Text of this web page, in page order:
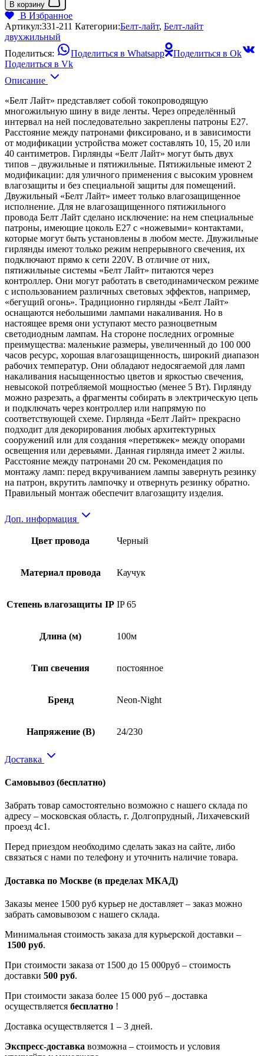
В корзину
В Избранное
Артикул:331-211 Категории:Белт-лайт, Белт-лайт
двухжильный
Поделиться:
Поделиться в Whatsapp
Поделиться в Ok
Поделиться в Vk
Описание
«Белт Лайт» представляет собой токопроводящую
многожильную шину в виде ленты. Через определённый
интервал на ней последовательно закреплены патроны Е27.
Расстояние между патронами фиксировано, и в зависимости
от модификации устройства может составлять 10, 15, 20 или
40 сантиметров. Гирлянды «Белт Лайт» могут быть двух
типов – двужильные и пятижильные. Пятижильные имеют 2
модификации: для уличного применения с высоким уровнем
влагозащиты и без специальной защиты для помещений.
Двужильный «Белт Лайт» имеет только влагозащищенное
исполнение. Для не влагозащищенного пятижильного
провода Белт Лайт сделано исключение: на нем специальные
патроны, имеющие цоколь E27 с «ножевыми» контактами,
которые могут быть установлены в любом месте. Двужильные
гирлянды имеют только режим непрерывного свечения, их
подключают прямо к сети 220V. В отличие от них,
пятижильные системы «Белт Лайт» питаются через
контроллер. Они могут работать в светодинамическом режиме
с использованием различных световых эффектов, например,
«бегущий огонь». Традиционно гирлянды «Белт Лайт»
оснащаются небольшими лампами накаливания. Но в
настоящее время они уступают место разноцветным
светодиодным лампам. На стороне последних огромные
преимущества: маленькие размеры, увеличенный до 100 000
часов ресурс, хорошая влагозащищенность, широкий диапазон
рабочих температур. Они обладают недосягаемой для ламп
накаливания насыщенностью цветов и яркостью свечения,
невысокой потребляемой мощностью (менее 5 Вт). Гирлянду
можно разрезать, а фрагменты собирать в электрическую цепь
и подключать через контроллер или напрямую по
соответствующей схеме. Гирлянда «Белт Лайт» прекрасно
подходит для декорирования любых архитектурных
сооружений или для создания «перетяжек» между опорами
освещения или деревьями. Данная гирлянда имеет 2 жилы.
Расстояние между патронами 20 см. Рекомендация по
монтажу ламп: перед вкручиванием лампы завернуть резинку
на патрон, вкрутить лампочку и отвернуть резинку обратно.
Правильный монтаж обеспечит влагозащиту изделия.
Доп. информация
Цвет провода Черный
Материал провода Каучук
Степень влагозащиты IP IP 65
Длина (м) 100м
Тип свечения постоянное
Бренд Neon-Night
Напряжение (В) 24/230
Доставка
Самовывоз (бесплатно)
Забрать товар самостоятельно возможно с нашего склада по
адресу – московская область, г. Долгопрудный, Лихачевский
проезд 4с1.
Перед приездом необходимо сделать заказ на сайте, либо
связаться с нами по телефону и уточнить наличие товара.
Доставка по Москве (в пределах МКАД)
Заказы менее 1500 руб курьер не доставляет – заказ можно
забрать самовывозом с нашего склада.
Минимальная стоимость заказа для курьерской доставки –
1500 руб.
При стоимости заказа от 1500 до 15 000руб – стоимость
доставки 500 руб.
При стоимости заказа более 15 000 руб – доставка
осуществляется бесплатно !
Доставка осуществляется 1 – 3 дней.
Экспресс-доставка возможна – стоимость и условия